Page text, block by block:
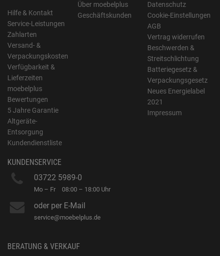
Hilfe & Kontakt
Service-Leistungen
Zahlarten
Versand- &
Verpackungskosten
Verfügbarkeit &
Lieferzeiten
moebelplus
Bewertungen
5 Jahre Garantie
Altgeräte-
Entsorgung
Kundendienstliste
Über moebelplus
Geschäftskunden
Datenschutz
Cookie-Einstellungen
AGB
Vertrag widerrufen
Beschwerden &
Streitschlichtung
Batteriegesetz &
Verpackungsgesetz
Neues Energielabel
2021
Impressum
KUNDENSERVICE
03722 5989-0
Mo – Fr 08:00 – 18:00 Uhr
oder per E-Mail
service@moebelplus.de
BERATUNG & VERKAUF